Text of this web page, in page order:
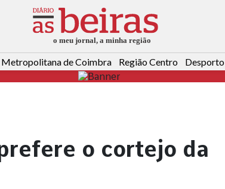
Metropolitana de Coimbra Região Centro Desporto
o cortejo da